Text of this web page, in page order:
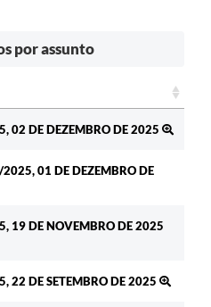
por assunto
02 DE DEZEMBRO DE 2025
01 DE DEZEMBRO DE
19 DE NOVEMBRO DE 2025
22 DE SETEMBRO DE 2025